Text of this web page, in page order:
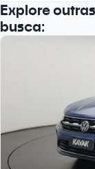
Busque por
Explore
busca: